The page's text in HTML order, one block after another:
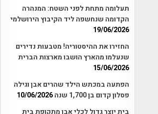
תעלומה מתחת לפני השטח: המנהרה
הקדומה שנחשפה ליד הקיבוץ הירושלמי
19/06/2026
החזירו את ההיסטוריה! מטבעות נדירים
שנעלמו מהארץ הושבו מארצות הברית
15/06/2026
הפתעה במכתש הילד שהרים אבן וגילה
פסלון קדום בן 1,700 שנה
10/06/2026